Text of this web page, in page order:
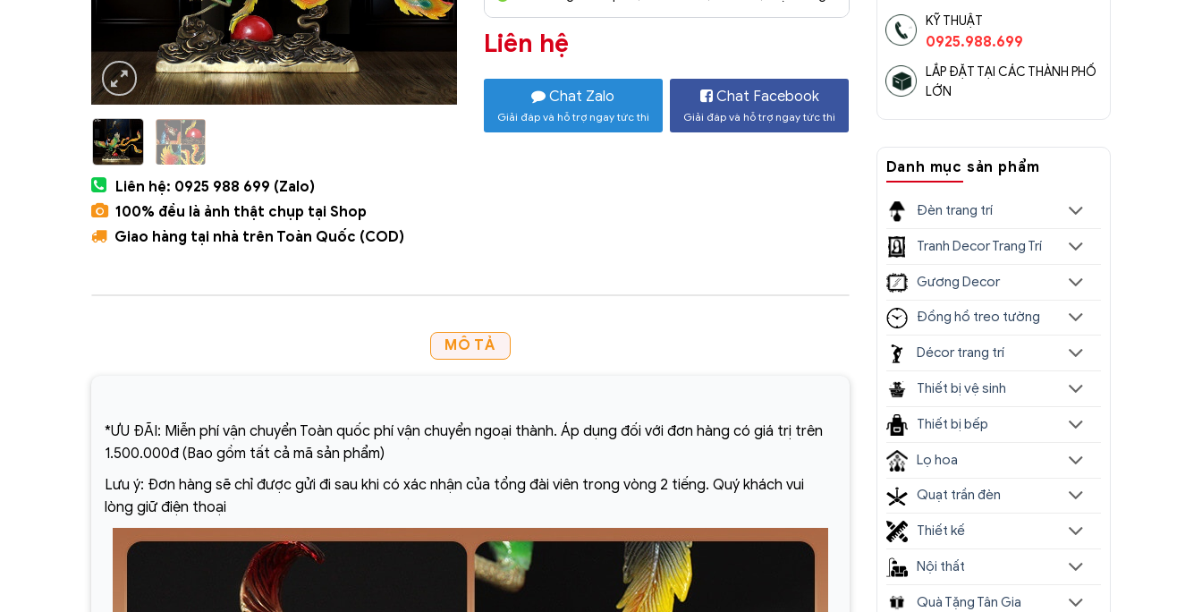
Liên hệ: 0925 988 699 (Zalo)
100% đều là ảnh thật chụp tại Shop
Giao hàng tại nhà trên Toàn Quốc (COD)
Liên hệ
Chat Zalo
Giải đáp và hỗ trợ ngay tức thì
Chat Facebook
Giải đáp và hỗ trợ ngay tức thì
MÔ TẢ
*ƯU ĐÃI: Miễn phí vận chuyển Toàn quốc phí vận chuyển ngoại thành. Áp dụng đối với đơn hàng có giá trị trên
1.500.000đ (Bao gồm tất cả mã sản phẩm)
Lưu ý: Đơn hàng sẽ chỉ được gửi đi sau khi có xác nhận của tổng đài viên trong vòng 2 tiếng. Quý khách vui
lòng giữ điện thoại
KỸ THUẬT
0925.988.699
LẮP ĐẶT TẠI CÁC THÀNH PHỐ
LỚN
Danh mục sản phẩm
Đèn trang trí
Tranh Decor Trang Trí
Gương Decor
Đồng hồ treo tường
Décor trang trí
Thiết bị vệ sinh
Thiết bị bếp
Lọ hoa
Quạt trần đèn
Thiết kế
Nội thất
Quà Tặng Tân Gia